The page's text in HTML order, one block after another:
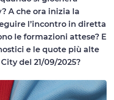
A che ora inizia la
l’incontro in diretta
le formazioni attese? E
e le quote più alte
del 21/09/2025?